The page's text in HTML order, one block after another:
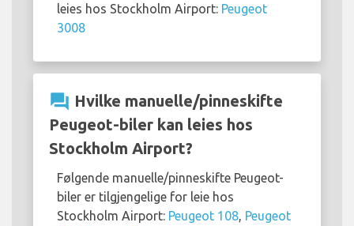
leies hos Stockholm Airport: Peugeot
3008
question_answer Hvilke manuelle/pinneskifte
Peugeot-biler kan leies hos
Stockholm Airport?
Følgende manuelle/pinneskifte Peugeot-
biler er tilgjengelige for leie hos
Stockholm Airport: Peugeot 108 Peugeot